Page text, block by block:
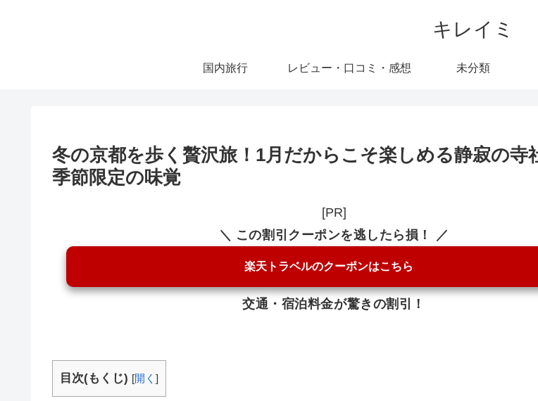
キレイミ
国内旅行 レビュー・口コミ・感想 未分類
冬の京都を歩く贅沢旅！1月だからこそ楽しめる静寂の寺
季節限定の味覚
[PR]
＼ この割引クーポンを逃したら損！ ／
楽天トラベルのクーポンはこちら
交通・宿泊料金が驚きの割引！
目次(もくじ) [開く ]